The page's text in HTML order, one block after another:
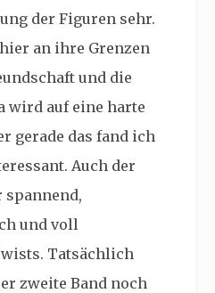
der Figuren sehr.
an ihre Grenzen
und die
wird auf eine harte
gerade das fand ich
Auch der
und voll
Tatsächlich
zweite Band noch